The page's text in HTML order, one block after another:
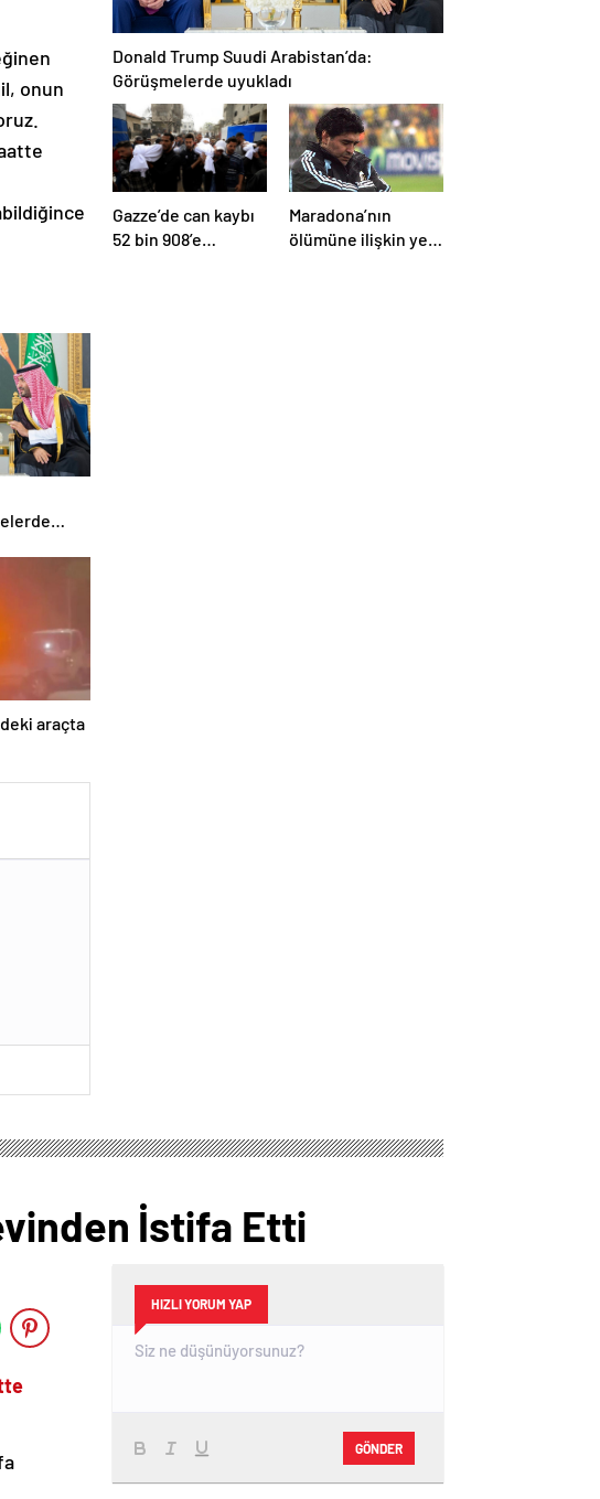
onun
araçta
Donald Trump Suudi Arabistan’da:
Görüşmelerde uyukladı
Gazze’de can kaybı
52 bin 908’e
Maradona’nın
ölümüne ilişkin yeni
İstifa Etti
HIZLI YORUM YAP
GÖNDER